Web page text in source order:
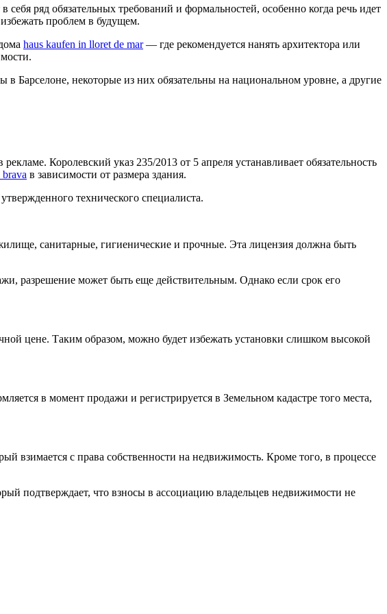
ряд обязательных требований и формальностей, особенно когда речь идет
проблем в будущем.
haus kaufen in lloret de mar— где рекомендуется нанять архитектора или
некоторые из них обязательны на национальном уровне, а другие
Королевский указ 235/2013 от 5 апреля устанавливает обязательность
в зависимости от размера здания.
технического специалиста.
санитарные, гигиенические и прочные. Эта лицензия должна быть
разрешение может быть еще действительным. Однако если срок его
цене. Таким образом, можно будет избежать установки слишком высокой
в момент продажи и регистрируется в Земельном кадастре того места,
с права собственности на недвижимость. Кроме того, в процессе
подтверждает, что взносы в ассоциацию владельцев недвижимости не